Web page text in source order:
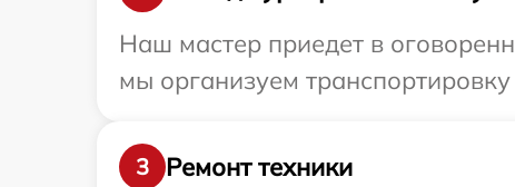
Наш мастер приедет в
мы организуем
3
Ремонт техники